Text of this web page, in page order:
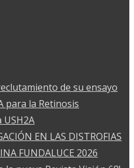
de su ensayo
para la Retinosis
EN LAS DISTROFIAS
FUNDALUCE 2026